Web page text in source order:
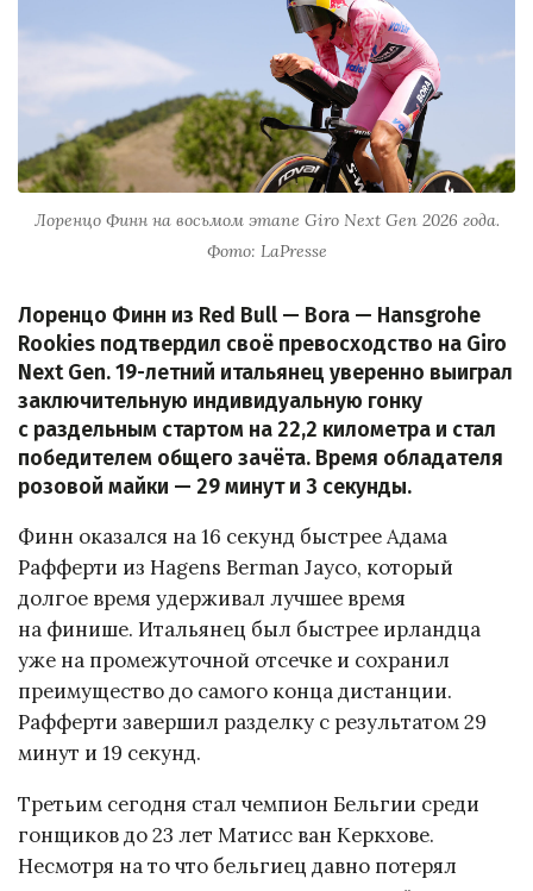
Лоренцо Финн на восьмом этапе Giro Next Gen 2026 года.
Фото: LaPresse
Лоренцо Финн из Red Bull — Bora — Hansgrohe
Rookies подтвердил своё превосходство на Giro
Next Gen. 19-летний итальянец уверенно выиграл
заключительную индивидуальную гонку
с раздельным стартом на 22,2 километра и стал
победителем общего зачёта. Время обладателя
розовой майки — 29 минут и 3 секунды.
Финн оказался на 16 секунд быстрее Адама
Рафферти из Hagens Berman Jayco, который
долгое время удерживал лучшее время
на финише. Итальянец был быстрее ирландца
уже на промежуточной отсечке и сохранил
преимущество до самого конца дистанции.
Рафферти завершил разделку с результатом 29
минут и 19 секунд.
Третьим сегодня стал чемпион Бельгии среди
гонщиков до 23 лет Матисс ван Керкхове.
Несмотря на то что бельгиец давно потерял